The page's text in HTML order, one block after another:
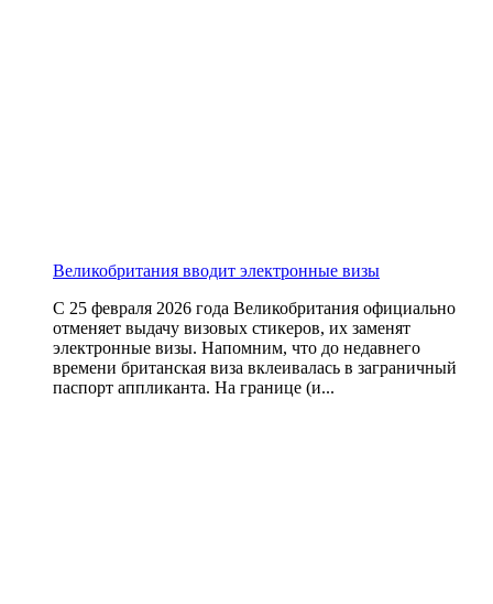
Великобритания вводит электронные визы
С 25 февраля 2026 года Великобритания официально
отменяет выдачу визовых стикеров, их заменят
электронные визы. Напомним, что до недавнего
времени британская виза вклеивалась в заграничный
паспорт аппликанта. На границе (и...